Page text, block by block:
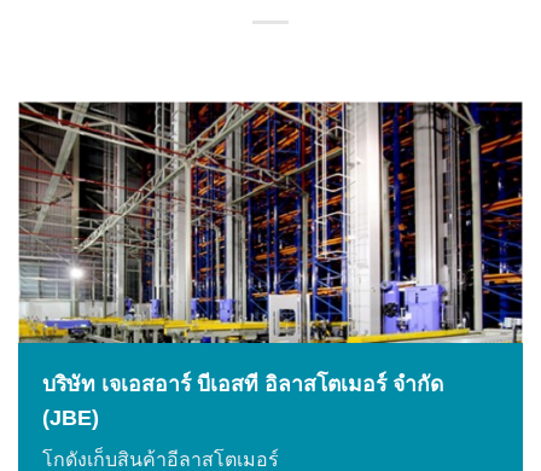
บริษัท เจเอสอาร์ บีเอสที อิลาสโตเมอร์ จำกัด
(JBE)
โกดังเก็บสินค้าอีลาสโตเมอร์